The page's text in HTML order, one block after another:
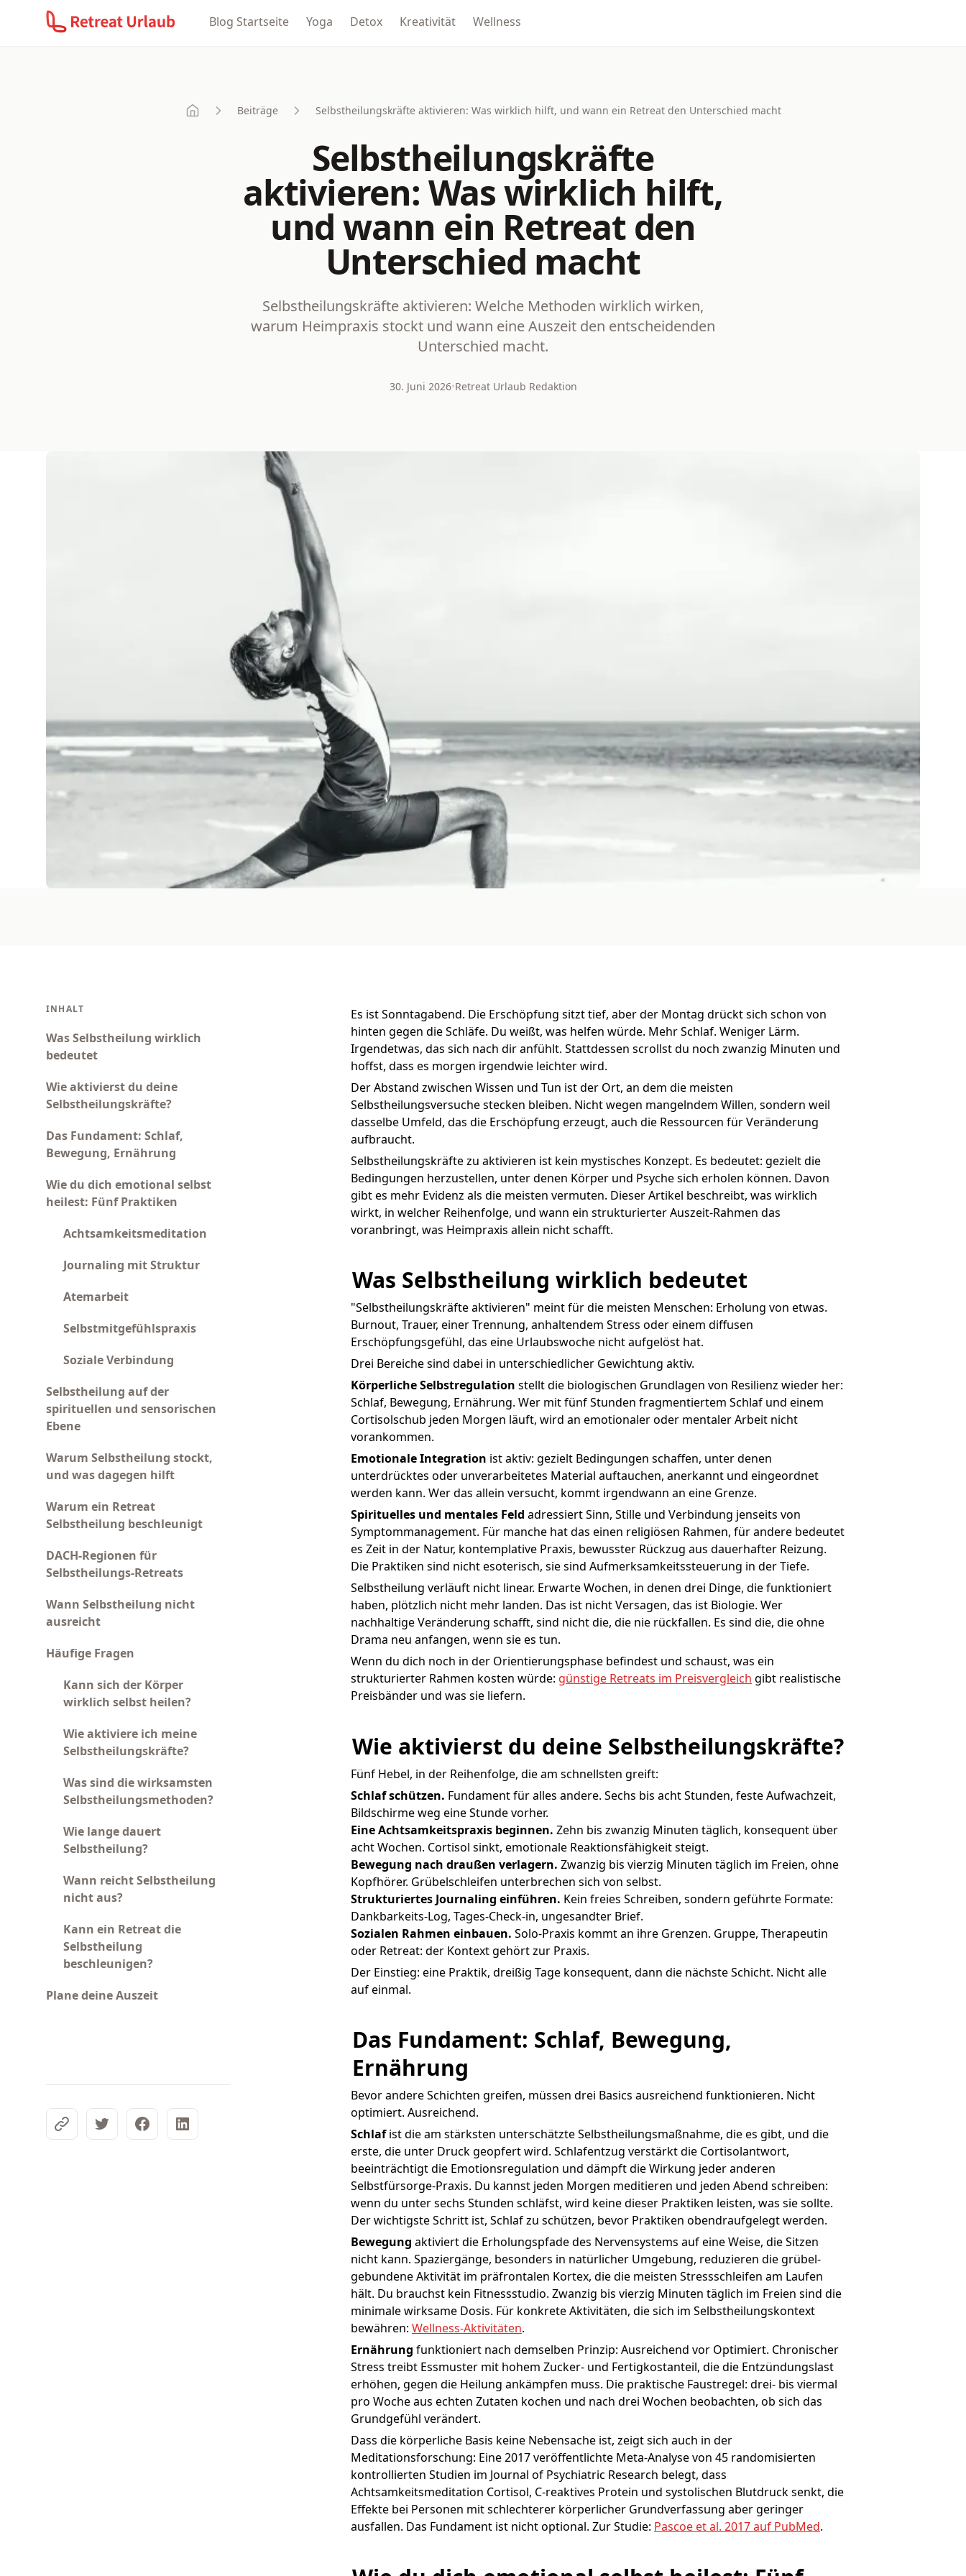
Blog Startseite Yoga Detox Kreativität Wellness
Beiträge Selbstheilungskräfte aktivieren: Was wirklich hilft, und wann ein Retreat den Unterschied macht
Selbstheilungskräfte
aktivieren: Was wirklich hilft,
und wann ein Retreat den
Unterschied macht
Selbstheilungskräfte aktivieren: Welche Methoden wirklich wirken,
warum Heimpraxis stockt und wann eine Auszeit den entscheidenden
Unterschied macht.
30. Juni 2026•Retreat Urlaub Redaktion
INHALT
Was Selbstheilung wirklich
bedeutet
Wie aktivierst du deine
Selbstheilungskräfte?
Das Fundament: Schlaf,
Bewegung, Ernährung
Wie du dich emotional selbst
heilest: Fünf Praktiken
Achtsamkeitsmeditation
Journaling mit Struktur
Atemarbeit
Selbstmitgefühlspraxis
Soziale Verbindung
Selbstheilung auf der
spirituellen und sensorischen
Ebene
Warum Selbstheilung stockt,
und was dagegen hilft
Warum ein Retreat
Selbstheilung beschleunigt
DACH-Regionen für
Selbstheilungs-Retreats
Wann Selbstheilung nicht
ausreicht
Häufige Fragen
Kann sich der Körper
wirklich selbst heilen?
Wie aktiviere ich meine
Selbstheilungskräfte?
Was sind die wirksamsten
Selbstheilungsmethoden?
Wie lange dauert
Selbstheilung?
Wann reicht Selbstheilung
nicht aus?
Kann ein Retreat die
Selbstheilung
beschleunigen?
Plane deine Auszeit
Es ist Sonntagabend. Die Erschöpfung sitzt tief, aber der Montag drückt sich schon von
hinten gegen die Schläfe. Du weißt, was helfen würde. Mehr Schlaf. Weniger Lärm.
Irgendetwas, das sich nach dir anfühlt. Stattdessen scrollst du noch zwanzig Minuten und
hoffst, dass es morgen irgendwie leichter wird.
Der Abstand zwischen Wissen und Tun ist der Ort, an dem die meisten
Selbstheilungsversuche stecken bleiben. Nicht wegen mangelndem Willen, sondern weil
dasselbe Umfeld, das die Erschöpfung erzeugt, auch die Ressourcen für Veränderung
aufbraucht.
Selbstheilungskräfte zu aktivieren ist kein mystisches Konzept. Es bedeutet: gezielt die
Bedingungen herzustellen, unter denen Körper und Psyche sich erholen können. Davon
gibt es mehr Evidenz als die meisten vermuten. Dieser Artikel beschreibt, was wirklich
wirkt, in welcher Reihenfolge, und wann ein strukturierter Auszeit-Rahmen das
voranbringt, was Heimpraxis allein nicht schafft.
Was Selbstheilung wirklich bedeutet
"Selbstheilungskräfte aktivieren" meint für die meisten Menschen: Erholung von etwas.
Burnout, Trauer, einer Trennung, anhaltendem Stress oder einem diffusen
Erschöpfungsgefühl, das eine Urlaubswoche nicht aufgelöst hat.
Drei Bereiche sind dabei in unterschiedlicher Gewichtung aktiv.
Körperliche Selbstregulation stellt die biologischen Grundlagen von Resilienz wieder her:
Schlaf, Bewegung, Ernährung. Wer mit fünf Stunden fragmentiertem Schlaf und einem
Cortisolschub jeden Morgen läuft, wird an emotionaler oder mentaler Arbeit nicht
vorankommen.
Emotionale Integration ist aktiv: gezielt Bedingungen schaffen, unter denen
unterdrücktes oder unverarbeitetes Material auftauchen, anerkannt und eingeordnet
werden kann. Wer das allein versucht, kommt irgendwann an eine Grenze.
Spirituelles und mentales Feld adressiert Sinn, Stille und Verbindung jenseits von
Symptommanagement. Für manche hat das einen religiösen Rahmen, für andere bedeutet
es Zeit in der Natur, kontemplative Praxis, bewusster Rückzug aus dauerhafter Reizung.
Die Praktiken sind nicht esoterisch, sie sind Aufmerksamkeitssteuerung in der Tiefe.
Selbstheilung verläuft nicht linear. Erwarte Wochen, in denen drei Dinge, die funktioniert
haben, plötzlich nicht mehr landen. Das ist nicht Versagen, das ist Biologie. Wer
nachhaltige Veränderung schafft, sind nicht die, die nie rückfallen. Es sind die, die ohne
Drama neu anfangen, wenn sie es tun.
Wenn du dich noch in der Orientierungsphase befindest und schaust, was ein
strukturierter Rahmen kosten würde: günstige Retreats im Preisvergleich gibt realistische
Preisbänder und was sie liefern.
Wie aktivierst du deine Selbstheilungskräfte?
Fünf Hebel, in der Reihenfolge, die am schnellsten greift:
Schlaf schützen. Fundament für alles andere. Sechs bis acht Stunden, feste Aufwachzeit,
Bildschirme weg eine Stunde vorher.
Eine Achtsamkeitspraxis beginnen. Zehn bis zwanzig Minuten täglich, konsequent über
acht Wochen. Cortisol sinkt, emotionale Reaktionsfähigkeit steigt.
Bewegung nach draußen verlagern. Zwanzig bis vierzig Minuten täglich im Freien, ohne
Kopfhörer. Grübelschleifen unterbrechen sich von selbst.
Strukturiertes Journaling einführen. Kein freies Schreiben, sondern geführte Formate:
Dankbarkeits-Log, Tages-Check-in, ungesandter Brief.
Sozialen Rahmen einbauen. Solo-Praxis kommt an ihre Grenzen. Gruppe, Therapeutin
oder Retreat: der Kontext gehört zur Praxis.
Der Einstieg: eine Praktik, dreißig Tage konsequent, dann die nächste Schicht. Nicht alle
auf einmal.
Das Fundament: Schlaf, Bewegung,
Ernährung
Bevor andere Schichten greifen, müssen drei Basics ausreichend funktionieren. Nicht
optimiert. Ausreichend.
Schlafist die am stärksten unterschätzte Selbstheilungsmaßnahme, die es gibt, und die
erste, die unter Druck geopfert wird. Schlafentzug verstärkt die Cortisolantwort,
beeinträchtigt die Emotionsregulation und dämpft die Wirkung jeder anderen
Selbstfürsorge-Praxis. Du kannst jeden Morgen meditieren und jeden Abend schreiben:
wenn du unter sechs Stunden schläfst, wird keine dieser Praktiken leisten, was sie sollte.
Der wichtigste Schritt ist, Schlaf zu schützen, bevor Praktiken obendraufgelegt werden.
Bewegung aktiviert die Erholungspfade des Nervensystems auf eine Weise, die Sitzen
nicht kann. Spaziergänge, besonders in natürlicher Umgebung, reduzieren die grübel-
gebundene Aktivität im präfrontalen Kortex, die die meisten Stressschleifen am Laufen
hält. Du brauchst kein Fitnessstudio. Zwanzig bis vierzig Minuten täglich im Freien sind die
minimale wirksame Dosis. Für konkrete Aktivitäten, die sich im Selbstheilungskontext
bewähren: Wellness-Aktivitäten.
Ernährung funktioniert nach demselben Prinzip: Ausreichend vor Optimiert. Chronischer
Stress treibt Essmuster mit hohem Zucker- und Fertigkostanteil, die die Entzündungslast
erhöhen, gegen die Heilung ankämpfen muss. Die praktische Faustregel: drei- bis viermal
pro Woche aus echten Zutaten kochen und nach drei Wochen beobachten, ob sich das
Grundgefühl verändert.
Dass die körperliche Basis keine Nebensache ist, zeigt sich auch in der
Meditationsforschung: Eine 2017 veröffentlichte Meta-Analyse von 45 randomisierten
kontrollierten Studien im Journal of Psychiatric Research belegt, dass
Achtsamkeitsmeditation Cortisol, C-reaktives Protein und systolischen Blutdruck senkt, die
Effekte bei Personen mit schlechterer körperlicher Grundverfassung aber geringer
ausfallen. Das Fundament ist nicht optional. Zur Studie: Pascoe et al. 2017 auf PubMed.